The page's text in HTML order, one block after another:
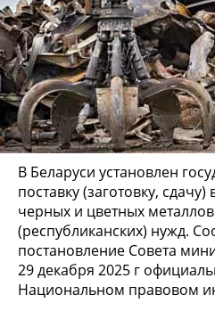
В Беларуси установлен
поставку (заготовку,
черных и цветных
(республиканских) нужд.
постановление Совета
29 декабря 2025 г
Национальном правовом